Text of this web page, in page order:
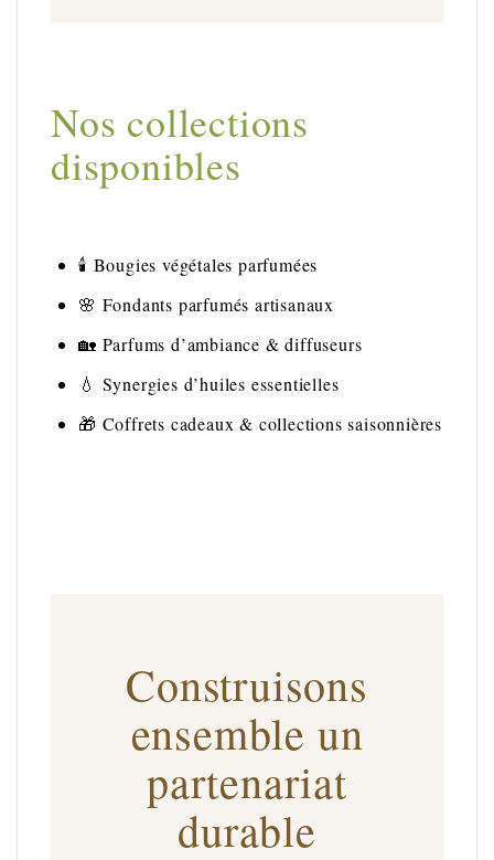
Nos collections
disponibles
🕯️ Bougies végétales parfumées
🌸 Fondants parfumés artisanaux
🏡 Parfums d’ambiance & diffuseurs
💧 Synergies d’huiles essentielles
🎁 Coffrets cadeaux & collections saisonnières
Construisons
ensemble un
partenariat
durable